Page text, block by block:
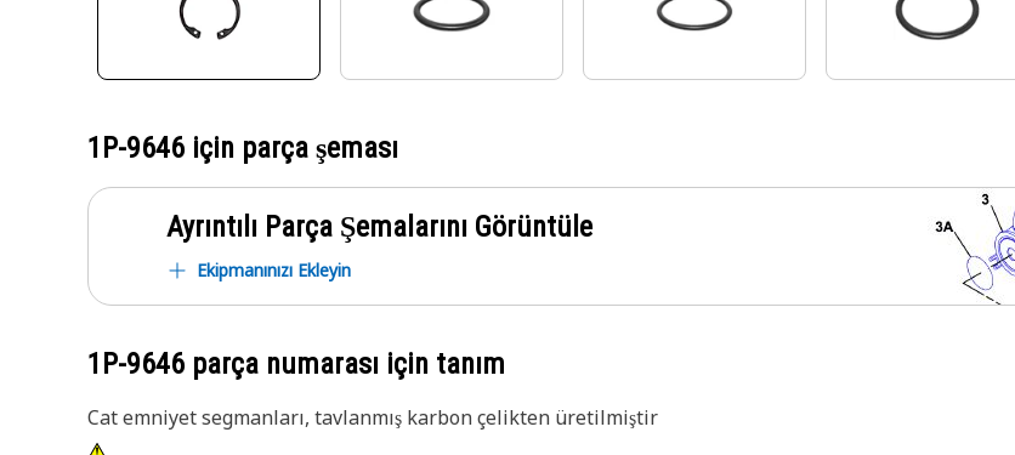
1P-9646 için parça şeması
Ayrıntılı Parça Şemalarını Görüntüle
Ekipmanınızı Ekleyin
1P-9646 parça numarası için tanım
Cat emniyet segmanları, tavlanmış karbon çelikten üretilmiştir